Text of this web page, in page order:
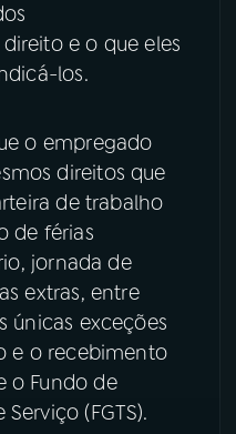
e o que eles
los.
o empregado
direitos que
de trabalho
de férias
jornada de
extras, entre
únicas exceções
e o recebimento
o Fundo de
(FGTS).